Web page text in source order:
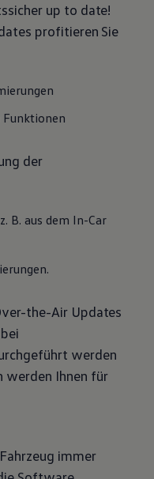
up to date!
profitieren Sie
Funktionen
der
z. B. aus dem In-Car
the-Air Updates
werden
werden Ihnen für
immer